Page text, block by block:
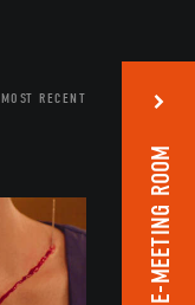
MOST RECENT
E-MEETING ROOM